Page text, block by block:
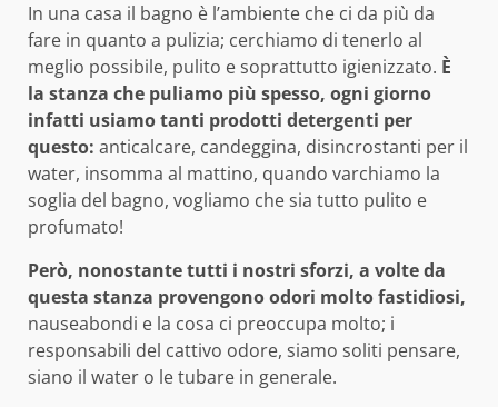
In una casa il bagno è l’ambiente che ci da più da
fare in quanto a pulizia; cerchiamo di tenerlo al
meglio possibile, pulito e soprattutto igienizzato. È
la stanza che puliamo più spesso, ogni giorno
infatti usiamo tanti prodotti detergenti per
questo: anticalcare, candeggina, disincrostanti per il
water, insomma al mattino, quando varchiamo la
soglia del bagno, vogliamo che sia tutto pulito e
profumato!
Però, nonostante tutti i nostri sforzi, a volte da
questa stanza provengono odori molto fastidiosi,
nauseabondi e la cosa ci preoccupa molto; i
responsabili del cattivo odore, siamo soliti pensare,
siano il water o le tubare in generale.